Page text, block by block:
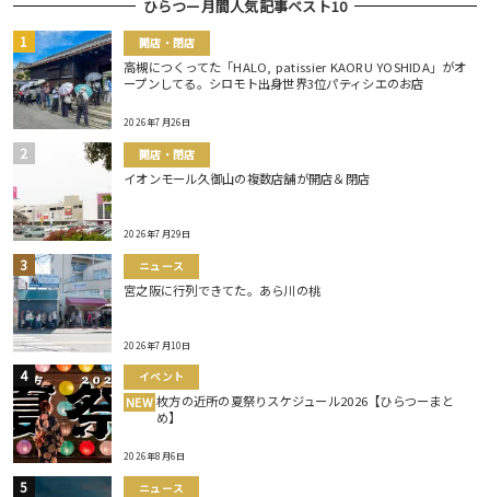
ひらつー月間人気記事ベスト10
開店・閉店
高槻につくってた「HALO, patissier KAORU YOSHIDA」がオ
ープンしてる。シロモト出身世界3位パティシエのお店
2026年7月26日
開店・閉店
イオンモール久御山の複数店舗が開店＆閉店
2026年7月29日
ニュース
宮之阪に行列できてた。あら川の桃
2026年7月10日
イベント
NEW 枚方の近所の夏祭りスケジュール2026【ひらつーまと
め】
2026年8月6日
ニュース